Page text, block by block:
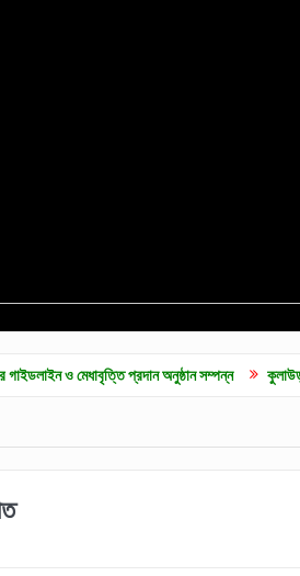
প্রদান অনুষ্ঠান সম্পন্ন কুলাউড়ায় জুলাই